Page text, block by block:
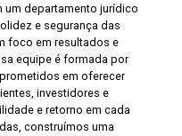
departamento jurídico
e segurança das
foco em resultados e
equipe é formada por
em oferecer
investidores e
e retorno em cada
construímos uma